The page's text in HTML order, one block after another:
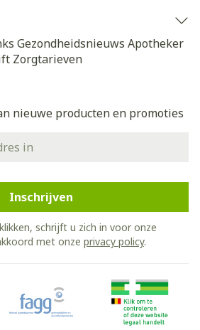
Gezondheidsnieuws Apotheker
Zorgtarieven
nieuwe producten en promoties
Inschrijven
schrijft u zich in voor onze
met onze privacy policy.